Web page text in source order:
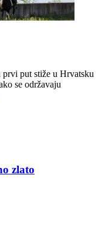
put stiže u Hrvatsku
se održavaju
zlato